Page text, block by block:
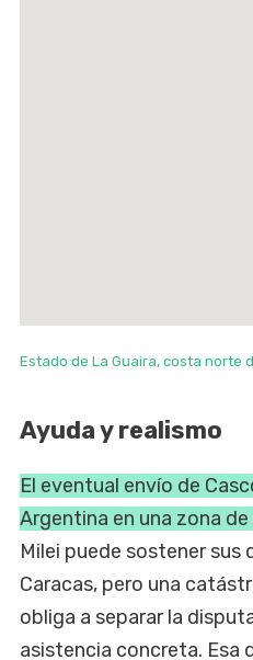
Estado de La Guaira, costa norte
Ayuda y realismo
El eventual envío de
Argentina en una zona
Milei puede sostener
Caracas, pero una
obliga a separar la
asistencia concreta. Esa